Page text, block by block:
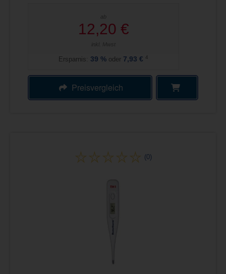
ab
12,20 €
inkl. Mwst
Ersparnis: 39 % oder 7,93 € 4
Preisvergleich
(0)